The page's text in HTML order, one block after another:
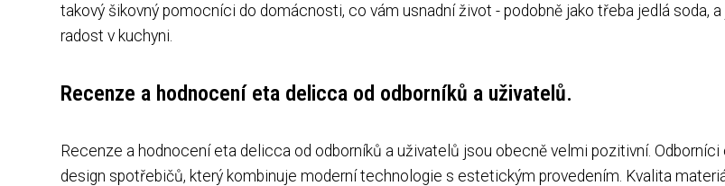
takový šikovný pomocníci do domácnosti, co vám usnadní život - podobně jako třeba jedlá soda,
radost v kuchyni.
Recenze a hodnocení eta delicca od odborníků a uživatelů.
Recenze a hodnocení eta delicca od odborníků a uživatelů jsou obecně velmi pozitivní.
design spotřebičů, který kombinuje moderní technologie s estetickým provedením. Kvalita